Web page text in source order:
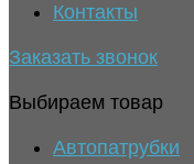
Контакты
Заказать звонок
Выбираем товар
Автопатрубки